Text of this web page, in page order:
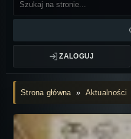
ZALOGUJ
Strona główna» Aktualności